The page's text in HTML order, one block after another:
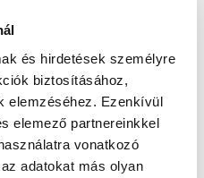
és hirdetések személyre
biztosításához,
elemzéséhez. Ezenkívül
elemező partnereinkkel
vonatkozó
adatokat más olyan
bejegyzéshez